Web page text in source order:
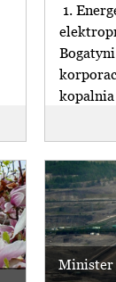
1.
kopalnia
(...)
Minister